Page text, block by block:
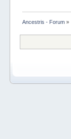
Ancestris - Forum»